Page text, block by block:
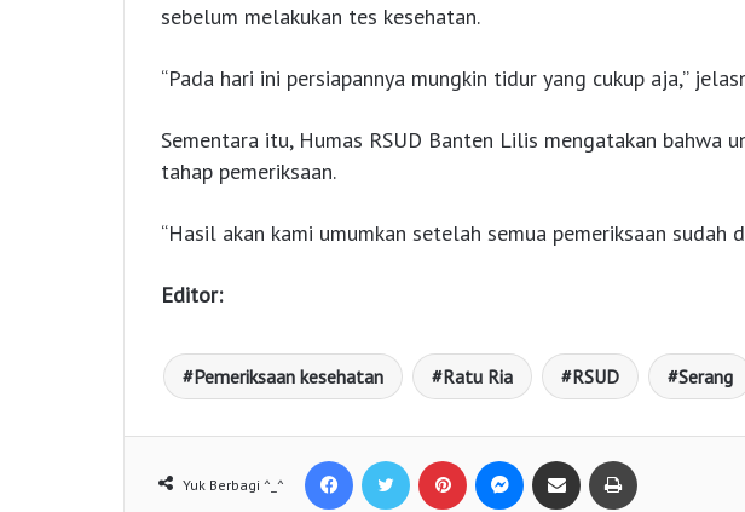
sebelum melakukan tes kesehatan.
“Pada hari ini persiapannya mungkin tidur yang cukup aja,”
Sementara itu, Humas RSUD Banten Lilis mengatakan bahwa
tahap pemeriksaan.
“Hasil akan kami umumkan setelah semua pemeriksaan sudah
Editor:
Pemeriksaan kesehatan Ratu Ria RSUD Serang
Yuk Berbagi ^_^